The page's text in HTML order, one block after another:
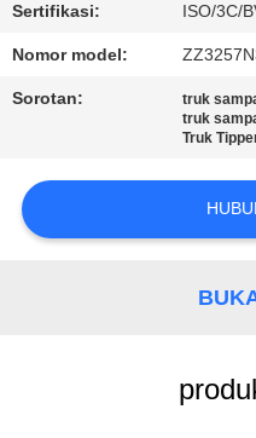
MINTA
KUTIPAN
KEBIJAKAN
Sertifikasi: ISO/3C/
Nomor model:
Sorotan: truk
truk
Truk